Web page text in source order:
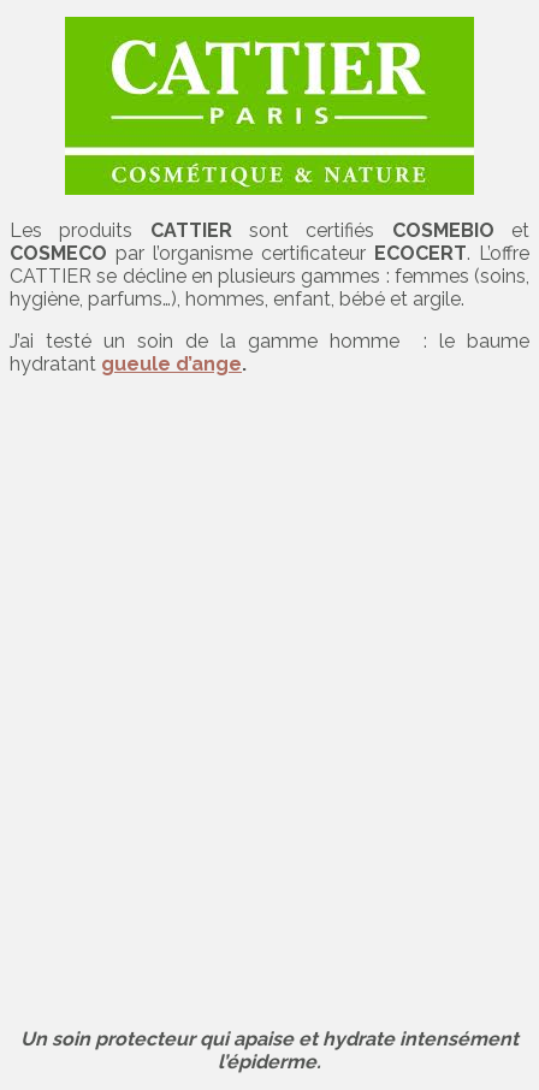
Les produits CATTIER sont certifiés COSMEBIO et
COSMECO par l’organisme certificateur ECOCERT. L’offre
CATTIER se décline en plusieurs gammes : femmes (soins,
hygiène, parfums…), hommes, enfant, bébé et argile.
J’ai testé un soin de la gamme homme : le baume
hydratant gueule d’ange.
Un soin protecteur qui apaise et hydrate intensément
l’épiderme.